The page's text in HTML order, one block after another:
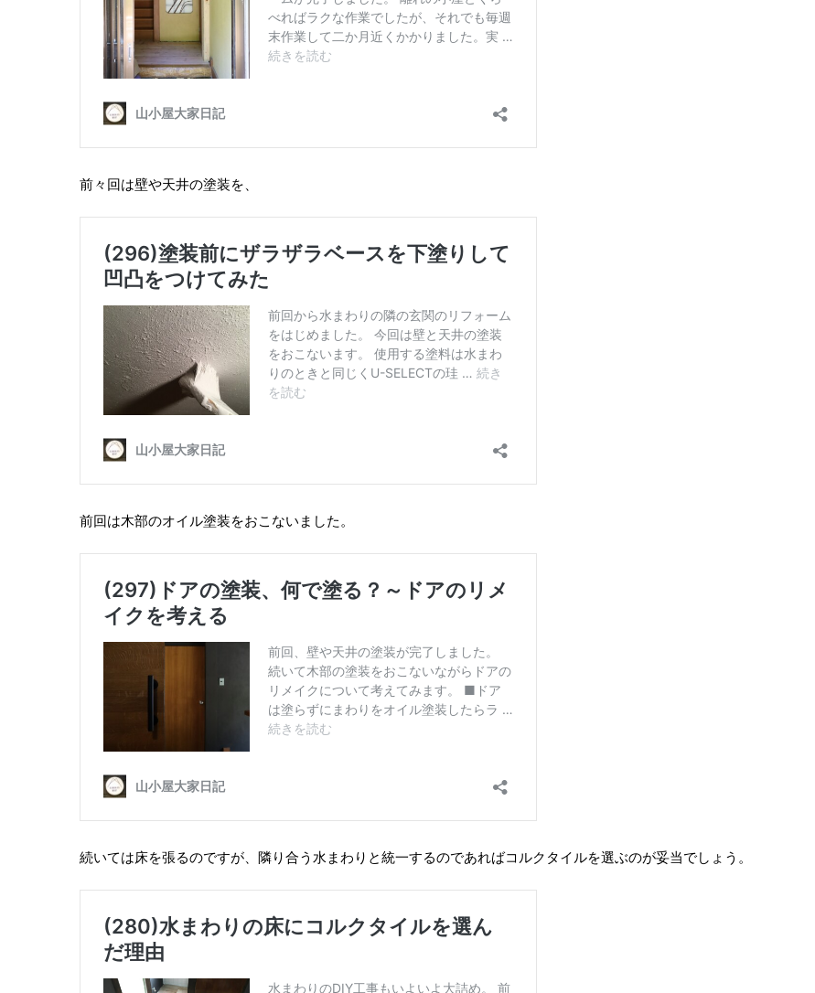
前々回は壁や天井の塗装を、
前回は木部のオイル塗装をおこないました。
続いては床を張るのですが、隣り合う水まわりと統一するのであればコルクタイルを選ぶのが妥当でしょう。